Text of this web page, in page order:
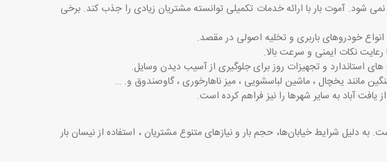
شود. آموت بار با ارائه خدمات تکمیلی توانسته مشتریان زیادی را جذب کند. برخی
خودروهای باربری و تخلیه اصولی در مقصد.
نکات ایمنی و سرعت بالا.
استاندارد و تجهیزات روز برای جلوگیری از آسیب دیدن وسایل.
مانند یخچال ، ماشین لباسشویی ، میز ناهارخوری ، گاوصندوق و… .
یافت آباد به سایر شهرها را نیز فراهم کرده است.
به دلیل شرایط خیابان‌ها، حجم بار و نیازهای متنوع مشتریان ، استفاده از نیسان بار